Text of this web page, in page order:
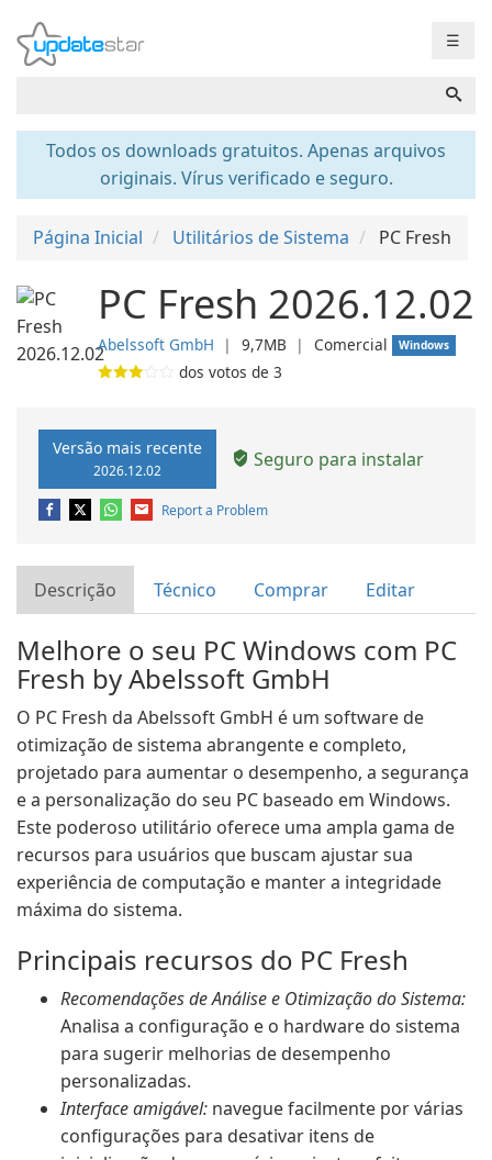
☰
Todos os downloads gratuitos. Apenas arquivos
originais. Vírus verificado e seguro.
Página Inicial Utilitários de Sistema PC Fresh
PC Fresh 2026.12.02
Abelssoft GmbH ❘ 9,7MB ❘ Comercial Windows
dos votos de 3
Versão mais recente
2026.12.02 Seguro para instalar
Report a Problem
Descrição Técnico Comprar Editar
Melhore o seu PC Windows com PC
Fresh by Abelssoft GmbH
O PC Fresh da Abelssoft GmbH é um software de
otimização de sistema abrangente e completo,
projetado para aumentar o desempenho, a segurança
e a personalização do seu PC baseado em Windows.
Este poderoso utilitário oferece uma ampla gama de
recursos para usuários que buscam ajustar sua
experiência de computação e manter a integridade
máxima do sistema.
Principais recursos do PC Fresh
Recomendações de Análise e Otimização do Sistema:
Analisa a configuração e o hardware do sistema
para sugerir melhorias de desempenho
personalizadas.
Interface amigável: navegue facilmente por várias
configurações para desativar itens de